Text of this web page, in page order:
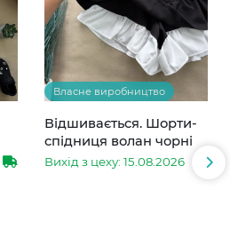
Власне виробництво
Відшивається. Шорти-
спідниця волан чорні
Вихід з цеху: 15.08.2026